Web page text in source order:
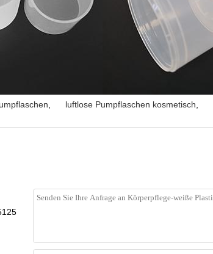
luftlose Pumpflaschen kosmetisch